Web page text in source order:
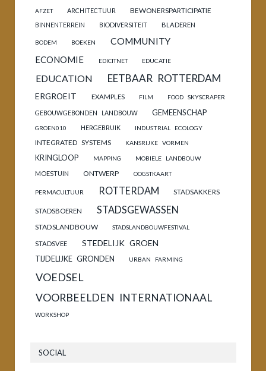
AFZET ARCHITECTUUR BEWONERSPARTICIPATIE
BINNENTERREIN BIODIVERSITEIT BLADEREN
BODEM BOEKEN
COMMUNITY
ECONOMIE
EDICITNET EDUCATIE
EDUCATION EETBAAR ROTTERDAM
ERGROEIT EXAMPLES FILM FOOD SKYSCRAPER
GEBOUWGEBONDEN LANDBOUW GEMEENSCHAP
GROEN010 HERGEBRUIK INDUSTRIAL ECOLOGY
INTEGRATED SYSTEMS KANSRIJKE VORMEN
KRINGLOOP MAPPING MOBIELE LANDBOUW
MOESTUIN ONTWERP OOGSTKAART
PERMACULTUUR ROTTERDAM STADSAKKERS
STADSBOEREN STADSGEWASSEN
STADSLANDBOUW STADSLANDBOUWFESTIVAL
STADSVEE STEDELIJK GROEN
TIJDELIJKE GRONDEN URBAN FARMING
VOEDSEL
VOORBEELDEN INTERNATIONAAL
WORKSHOP
SOCIAL